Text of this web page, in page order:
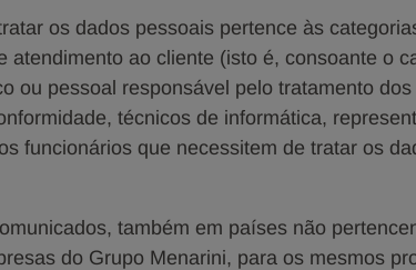
os dados pessoais pertence às
atendimento ao cliente (isto é, consoante o
ou pessoal responsável pelo tratamento
técnicos de informática,
funcionários que necessitem de tratar os
também em países não
do Grupo Menarini, para os mesmos